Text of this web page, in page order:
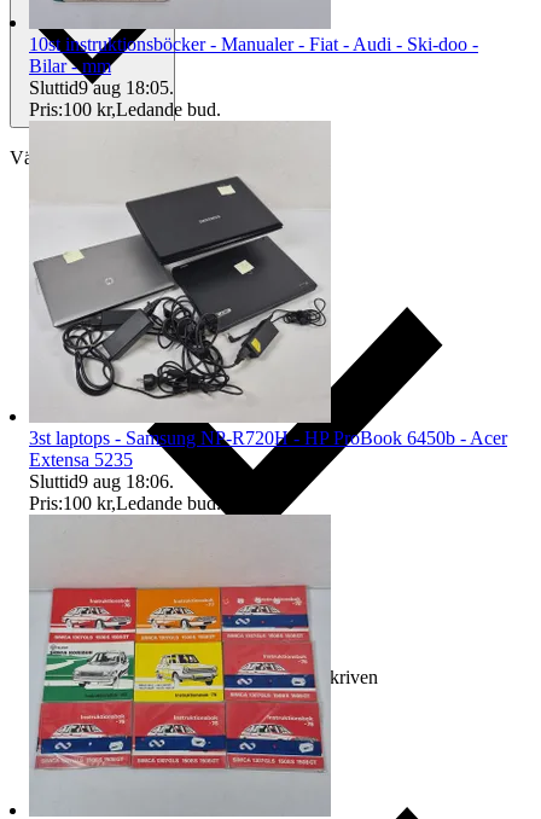
Välj till köparskydd
Ersättning om varan inte är som beskriven
10st instruktionsböcker - Manualer - Fiat - Audi - Ski-doo -
Bilar - mm
Sluttid9 aug 18:05.
Pris:100 kr,Ledande bud.
3st laptops - Samsung NP-R720H - HP ProBook 6450b - Acer
Extensa 5235
Sluttid9 aug 18:06.
Pris:100 kr,Ledande bud.